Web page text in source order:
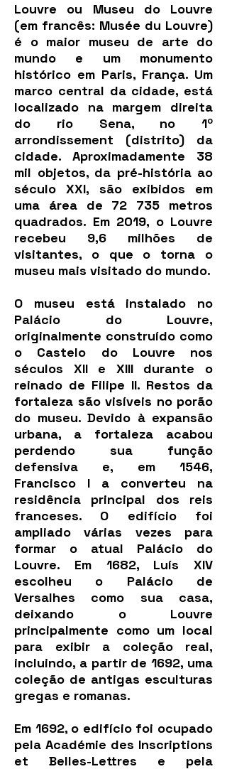
Louvre ou Museu do Louvre
(em francês: Musée du Louvre)
é o maior museu de arte do
mundo e um monumento
histórico em Paris, França. Um
marco central da cidade, está
localizado na margem direita
do rio Sena, no 1º
arrondissement (distrito) da
cidade. Aproximadamente 38
mil objetos, da pré-história ao
século XXI, são exibidos em
uma área de 72 735 metros
quadrados. Em 2019, o Louvre
recebeu 9,6 milhões de
visitantes, o que o torna o
museu mais visitado do mundo.
O museu está instalado no
Palácio do Louvre,
originalmente construído como
o Castelo do Louvre nos
séculos XII e XIII durante o
reinado de Filipe II. Restos da
fortaleza são visíveis no porão
do museu. Devido à expansão
urbana, a fortaleza acabou
perdendo sua função
defensiva e, em 1546,
Francisco I a converteu na
residência principal dos reis
franceses. O edifício foi
ampliado várias vezes para
formar o atual Palácio do
Louvre. Em 1682, Luís XIV
escolheu o Palácio de
Versalhes como sua casa,
deixando o Louvre
principalmente como um local
para exibir a coleção real,
incluindo, a partir de 1692, uma
coleção de antigas esculturas
gregas e romanas.
Em 1692, o edifício foi ocupado
pela Académie des Inscriptions
et Belles-Lettres e pela